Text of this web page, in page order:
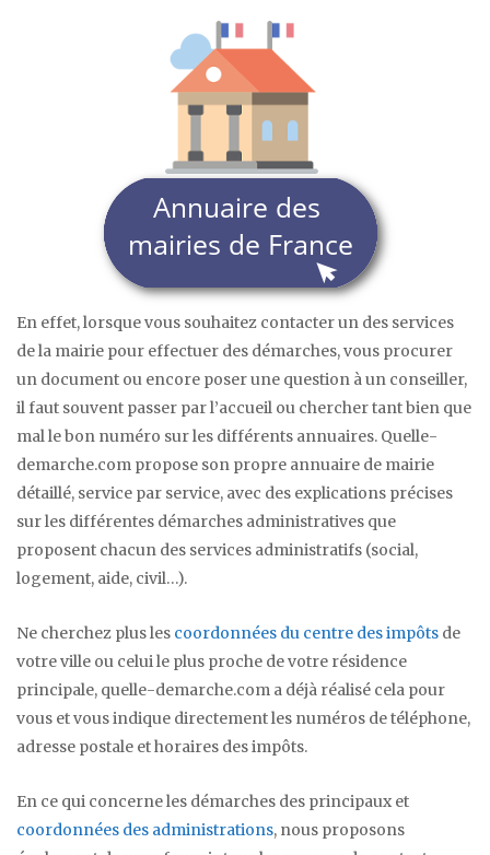
En effet, lorsque vous souhaitez contacter un des services
de la mairie pour effectuer des démarches, vous procurer
un document ou encore poser une question à un conseiller,
il faut souvent passer par l’accueil ou chercher tant bien que
mal le bon numéro sur les différents annuaires. Quelle-
demarche.com propose son propre annuaire de mairie
détaillé, service par service, avec des explications précises
sur les différentes démarches administratives que
proposent chacun des services administratifs (social,
logement, aide, civil…).
Ne cherchez plus les coordonnées du centre des impôts de
votre ville ou celui le plus proche de votre résidence
principale, quelle-demarche.com a déjà réalisé cela pour
vous et vous indique directement les numéros de téléphone,
adresse postale et horaires des impôts.
En ce qui concerne les démarches des principaux et
coordonnées des administrations, nous proposons